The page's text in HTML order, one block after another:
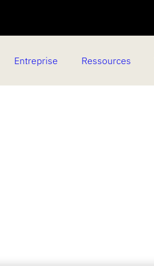
Entreprise Ressources